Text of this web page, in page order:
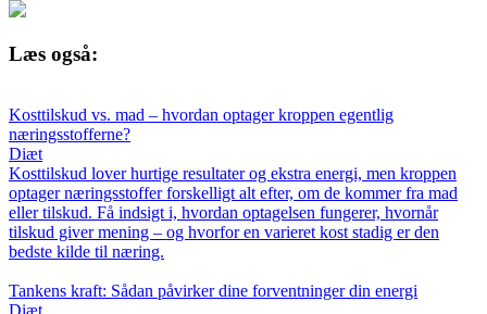
Læs også:
Kosttilskud vs. mad – hvordan optager kroppen egentlig
næringsstofferne?
Diæt
Kosttilskud lover hurtige resultater og ekstra energi, men kroppen
optager næringsstoffer forskelligt alt efter, om de kommer fra mad
eller tilskud. Få indsigt i, hvordan optagelsen fungerer, hvornår
tilskud giver mening – og hvorfor en varieret kost stadig er den
bedste kilde til næring.
Tankens kraft: Sådan påvirker dine forventninger din energi